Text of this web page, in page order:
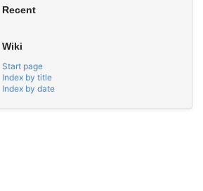
Recent
Wiki
Start page
Index by title
Index by date